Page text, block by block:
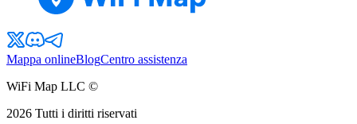
Mappa onlineBlogCentro assistenza
WiFi Map LLC ©
2026 Tutti i diritti riservati